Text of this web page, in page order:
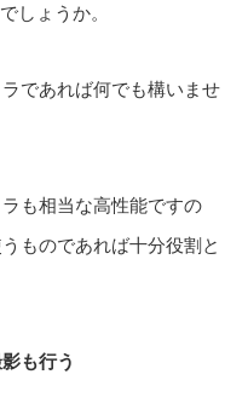
しょうか。
であれば何でも構いませ
も相当な高性能ですの
ものであれば十分役割と
も行う